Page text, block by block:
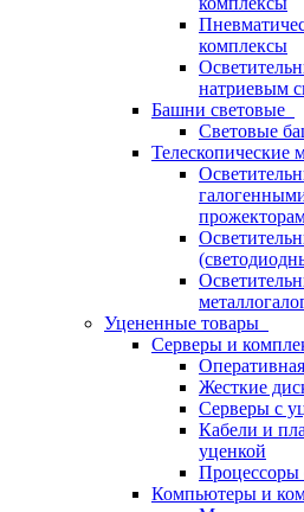
комплексы
натриевым
Башни световые
Световые
Телескопические
Уцененные товары
Серверы и
Жесткие
Серверы с
Кабели и
уценкой
Процессоры
Компьютеры и